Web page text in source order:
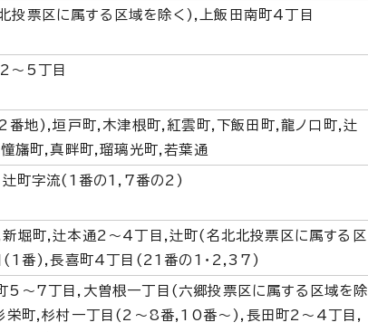
投票区に属する区域を除く),上飯田南町4丁目
～5丁目
番地),垣戸町,木津根町,紅雲町,下飯田町,龍ノ口町,辻
旛町,真畔町,瑠璃光町,若葉通
町字流(1番の1,7番の2)
堀町,辻本通2～4丁目,辻町(名北北投票区に属する区
(1番),長喜町4丁目(21番の1・2,37)
5～7丁目,大曽根一丁目(六郷投票区に属する区域を除
栄町,杉村一丁目(2～8番,10番～),長田町2～4丁目,